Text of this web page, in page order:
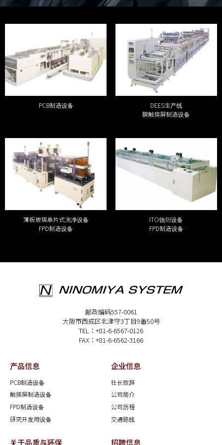
PCB制造设备
DEES生产线
膜触摸屏制造设备
薄板玻璃单片式洗净设备
FPD制造设备
ITO蚀刻设备
FPD制造设备
邮政编码557-0061
大阪市西成区北津守3丁目9番50号
TEL：+81-6-6567-0126
FAX：+81-6-6562-3166
产品信息
PCB制造设备
触摸屏制造设备
FPD制造设备
研究开发用设备
企业信息
社长致辞
公司简介
公司历程
交通路线
关于品质与环保 招聘信息